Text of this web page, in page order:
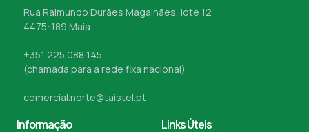
Rua Raimundo Durães Magalhães, lote 12
4475-189 Maia
+351 225 088 145
(chamada para a rede fixa nacional)
comercial.norte@taistel.pt
Informação Links Úteis